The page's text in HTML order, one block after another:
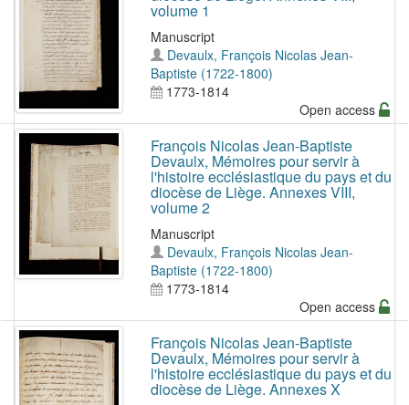
volume 1
Manuscript
Devaulx, François Nicolas Jean-
Baptiste (1722-1800)
1773-1814
Open access
François Nicolas Jean-Baptiste
Devaulx, Mémoires pour servir à
l'histoire ecclésiastique du pays et du
diocèse de Liège. Annexes VIII,
volume 2
Manuscript
Devaulx, François Nicolas Jean-
Baptiste (1722-1800)
1773-1814
Open access
François Nicolas Jean-Baptiste
Devaulx, Mémoires pour servir à
l'histoire ecclésiastique du pays et du
diocèse de Liège. Annexes X